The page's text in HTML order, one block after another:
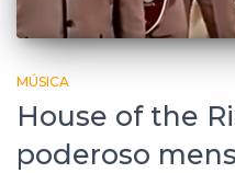
MÚSICA
House of the
poderoso